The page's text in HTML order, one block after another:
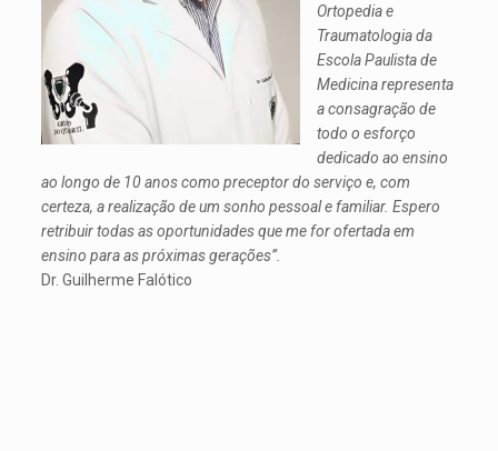
Ortopedia e
Traumatologia da
Escola Paulista de
Medicina representa
a consagração de
todo o esforço
dedicado ao ensino
ao longo de 10 anos como preceptor do serviço e, com
certeza, a realização de um sonho pessoal e familiar. Espero
retribuir todas as oportunidades que me for ofertada em
ensino para as próximas gerações”.
Dr. Guilherme Falótico